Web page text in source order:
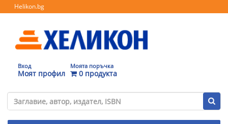
Helikon.bg
Вход
Моят профил
Моята поръчка
0 продукта